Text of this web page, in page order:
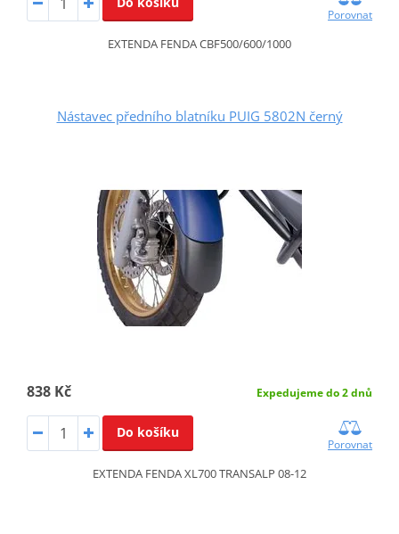
Porovnat
EXTENDA FENDA CBF500/600/1000
Nástavec předního blatníku PUIG 5802N černý
838 Kč Expedujeme do 2 dnů
Do košíku
Porovnat
EXTENDA FENDA XL700 TRANSALP 08-12